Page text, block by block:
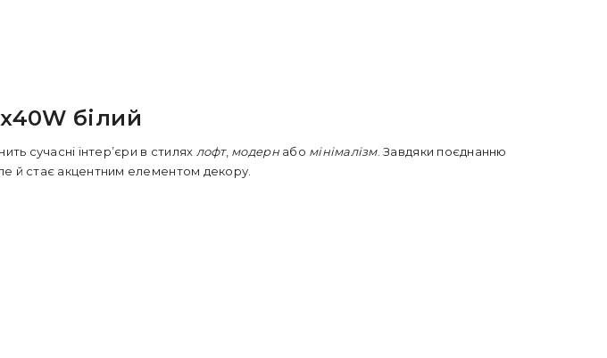
білий
сучасні інтер’єри в стилях лофт, модернабо мінімалізм. Завдяки поєднанню
й стає акцентним елементом декору.